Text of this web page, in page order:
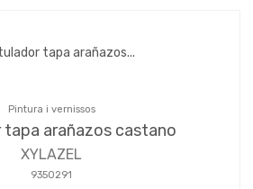
Pintura i vernissos
tapa arañazos castano
XYLAZEL
9350291